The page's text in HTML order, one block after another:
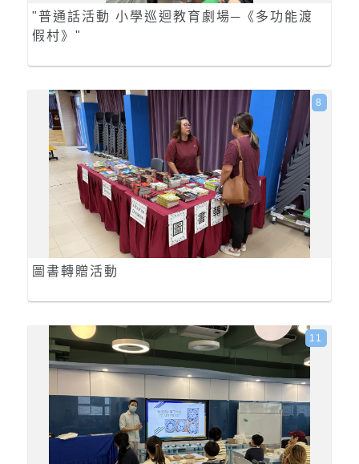
"普通話活動 小學巡迴教育劇場─《多功能渡
假村》"
圖書轉贈活動
8
11